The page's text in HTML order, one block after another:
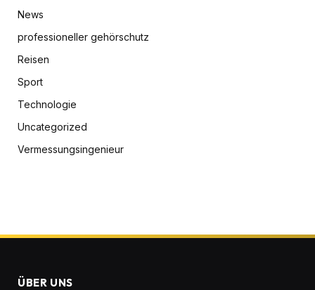
News
professioneller gehörschutz
Reisen
Sport
Technologie
Uncategorized
Vermessungsingenieur
ÜBER UNS